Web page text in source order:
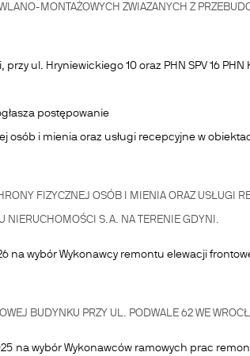
MONTAŻOWYCH ZWIAZANYCH Z
ul. Hryniewickiego 10 oraz PHN SPV 16 PHN
postępowanie
i mienia oraz usługi recepcyjne w
FIZYCZNEJ OSÓB I MIENIA ORAZ USŁUGI
NIERUCHOMOŚCI S.A. NA TERENIE GDYNI.
na wybór Wykonawcy remontu elewacji
BUDYNKU PRZY UL. PODWALE 62 WE
na wybór Wykonawców ramowych prac